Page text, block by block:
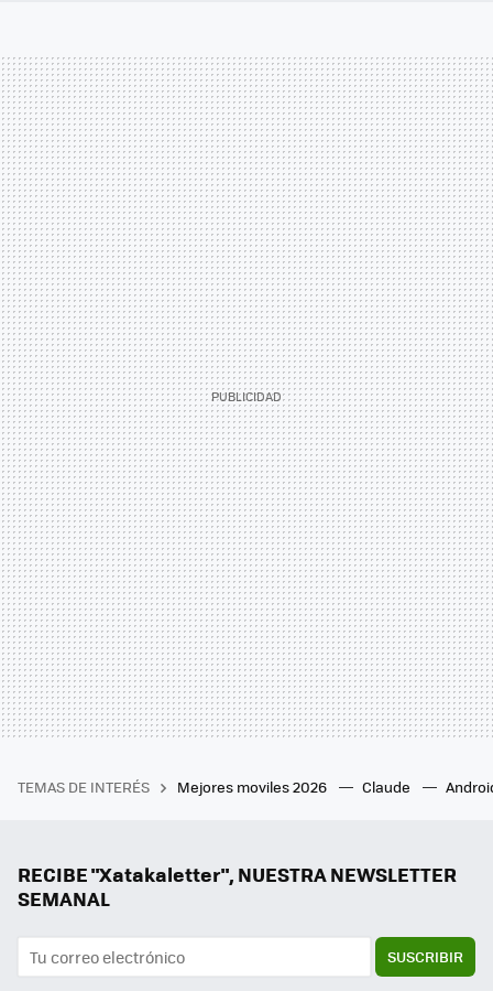
TEMAS DE INTERÉS Mejores moviles 2026 Claude
RECIBE "Xatakaletter", NUESTRA NEWSLETTER
SEMANAL
SUSCRIBIR